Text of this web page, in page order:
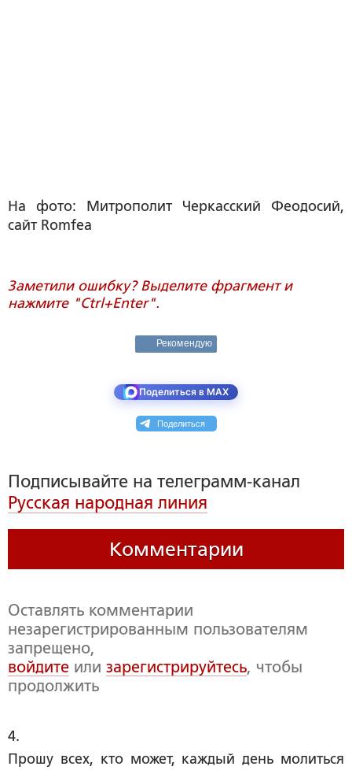
На фото: Митрополит Черкасский Феодосий,
сайт Romfea
Заметили ошибку? Выделите фрагмент и
нажмите "Ctrl+Enter".
Рекомендую
Поделиться в MAX
Поделиться
Подписывайте на телеграмм-канал
Русская народная линия
Комментарии
Оставлять комментарии
незарегистрированным пользователям
запрещено,
войдите или зарегистрируйтесь, чтобы
продолжить
4.
Прошу всех, кто может, каждый день молиться